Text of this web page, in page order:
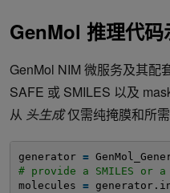
GenMol 推理代码
GenMol NIM 微服务及其配
SAFE 或 SMILES 以及
从 头生成仅需纯掩膜和所
generator =
# provide a SMILES or a
molecules =